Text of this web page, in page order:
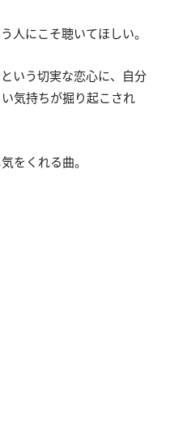
人にこそ聴いてほしい。
いう切実な恋心に、自分
気持ちが掘り起こされ
をくれる曲。